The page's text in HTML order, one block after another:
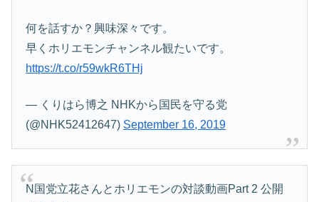
何を話すか？興味深々です。
早くホリエモンチャンネル観たいです。
https://t.co/r59wkR6THj
— くりはら博之 NHKから国民を守る党
(@NHK52412647) September 16, 2019
N国党立花さんとホリエモンの対談動画Part 2 公開